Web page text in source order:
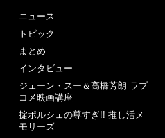
ニュース
トピック
まとめ
インタビュー
ジェーン・スー＆高橋芳朗 ラブ
コメ映画講座
掟ポルシェの尊すぎ!! 推し活メ
モリーズ